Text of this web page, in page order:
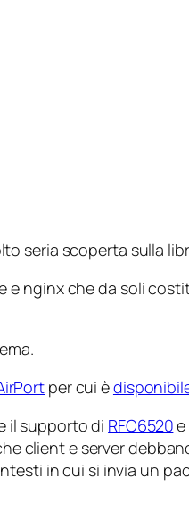
seria scoperta sulla
e nginx che da soli
per cui è
il supporto di RFC6520
client e server
in cui si invia un